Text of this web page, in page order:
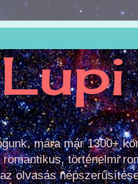
mára már 1300+
történelmi
olvasás